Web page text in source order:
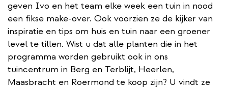
geven Ivo en het team elke week een tuin in nood
een fikse make-over. Ook voorzien ze de kijker van
inspiratie en tips om huis en tuin naar een groener
level te tillen. Wist u dat alle planten die in het
programma worden gebruikt ook in ons
tuincentrum in Berg en Terblijt, Heerlen,
Maasbracht en Roermond te koop zijn? U vindt ze